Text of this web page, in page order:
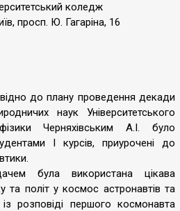
коледж
просп. Ю. Гагаріна, 16
до плану проведення декади
наук Університетського
Черняхівським А.І. було
І курсів, приурочені до
була використана цікава
та політ у космос астронавтів та
розповіді першого космонавта